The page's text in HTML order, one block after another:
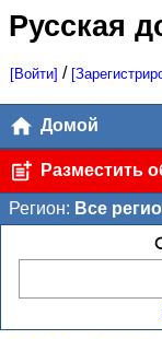
Русская
[Войти] /
Домой
Разместить
Регион: Все